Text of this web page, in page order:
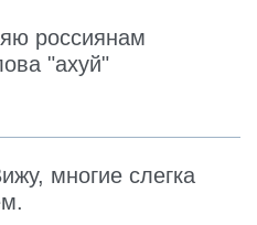
россиянам
"ахуй"
многие слегка